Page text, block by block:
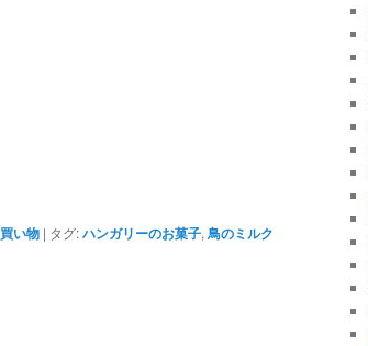
買い物 | タグ:ハンガリーのお菓子,鳥のミルク